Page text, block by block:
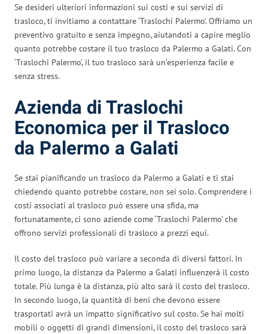
Se desideri ulteriori informazioni sui costi e sui servizi di
trasloco, ti invitiamo a contattare ‘Traslochi Palermo’. Offriamo un
preventivo gratuito e senza impegno, aiutandoti a capire meglio
quanto potrebbe costare il tuo trasloco da Palermo a Galati. Con
‘Traslochi Palermo’, il tuo trasloco sarà un’esperienza facile e
senza stress.
Azienda di Traslochi
Economica per il Trasloco
da Palermo a Galati
Se stai pianificando un trasloco da Palermo a Galati e ti stai
chiedendo quanto potrebbe costare, non sei solo. Comprendere i
costi associati al trasloco può essere una sfida, ma
fortunatamente, ci sono aziende come ‘Traslochi Palermo’ che
offrono servizi professionali di trasloco a prezzi equi.
Il costo del trasloco può variare a seconda di diversi fattori. In
primo luogo, la distanza da Palermo a Galati influenzerà il costo
totale. Più lunga è la distanza, più alto sarà il costo del trasloco.
In secondo luogo, la quantità di beni che devono essere
trasportati avrà un impatto significativo sul costo. Se hai molti
mobili o oggetti di grandi dimensioni, il costo del trasloco sarà